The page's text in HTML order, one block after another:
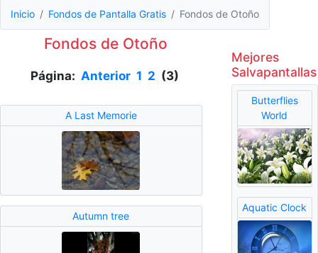
Inicio Fondos de Pantalla Gratis Fondos de Otoño
Fondos de Otoño
Página: Anterior 1 2 (3)
A Last Memorie
Autumn tree
Mejores
Salvapantallas
Butterflies
World
Aquatic Clock